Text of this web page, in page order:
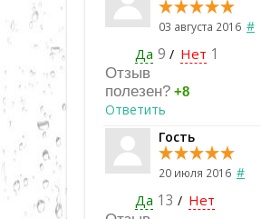
03 августа 2016 #
Да 9 / Нет 1
Отзыв
полезен? +8
Ответить
Гость
20 июля 2016 #
Да 13 / Нет